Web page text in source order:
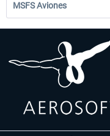
MSFS Aviones